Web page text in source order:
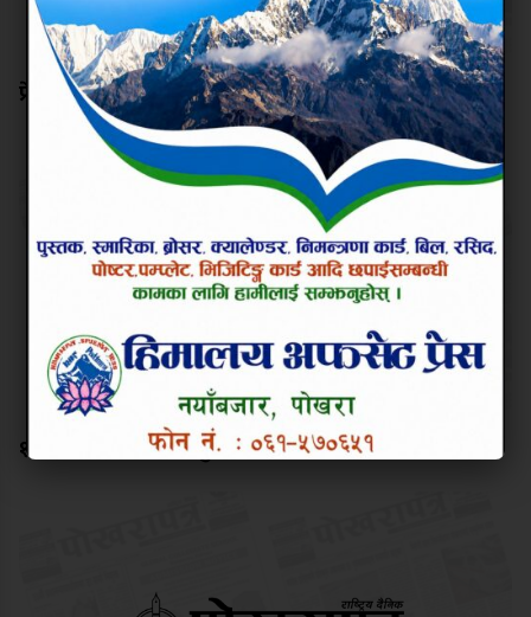
प्रेस स्वतन्त्रता नियन्त्रित गर्ने काम नगर
१३७ औ मइ दिवसको शुभकामना !